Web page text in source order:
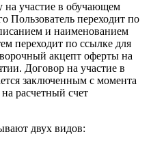
на участие в обучающем
Пользователь переходит по
и наименованием
переходит по ссылке для
акцепт оферты на
Договор на участие в
заключенным с момента
расчетный счет
двух видов: